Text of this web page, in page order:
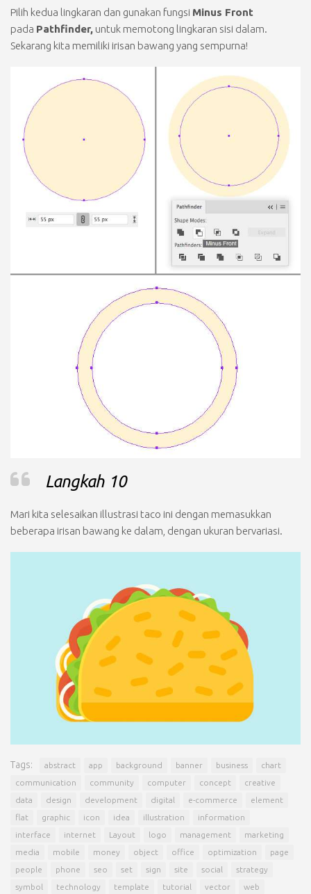
Pilih kedua lingkaran dan gunakan fungsi Minus Front
pada Pathfinder, untuk memotong lingkaran sisi dalam.
Sekarang kita memiliki irisan bawang yang sempurna!
Langkah 10
Mari kita selesaikan illustrasi taco ini dengan memasukkan
beberapa irisan bawang ke dalam, dengan ukuran bervariasi.
Tags: abstract app background banner business
chart
communication
community computer concept
creative
data
design development digital e-commerce
element
flat
graphic icon idea illustration
information
interface
internet Layout logo management
marketing
media
mobile money object office optimization
page
people
phone seo set sign site social
strategy
symbol
technology template tutorial vector
web